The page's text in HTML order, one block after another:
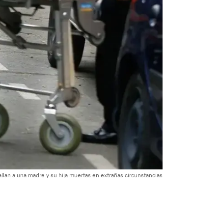
a una madre y su hija muertas en extrañas circunstancias